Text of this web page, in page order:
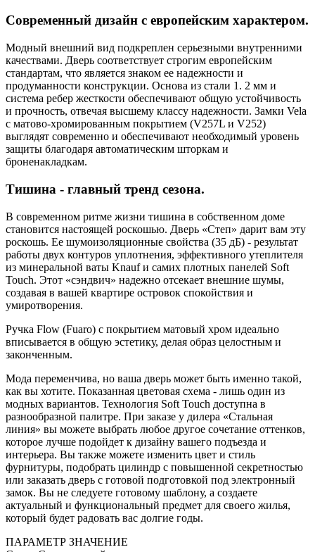
Современный дизайн с европейским характером.
Модный внешний вид подкреплен серьезными внутренними
качествами. Дверь соответствует строгим европейским
стандартам, что является знаком ее надежности и
продуманности конструкции. Основа из стали 1. 2 мм и
система ребер жесткости обеспечивают общую устойчивость
и прочность, отвечая высшему классу надежности. Замки Vela
с матово-хромированным покрытием (V257L и V252)
выглядят современно и обеспечивают необходимый уровень
защиты благодаря автоматическим шторкам и
броненакладкам.
Тишина - главный тренд сезона.
В современном ритме жизни тишина в собственном доме
становится настоящей роскошью. Дверь «Степ» дарит вам эту
роскошь. Ее шумоизоляционные свойства (35 дБ) - результат
работы двух контуров уплотнения, эффективного утеплителя
из минеральной ваты Knauf и самих плотных панелей Soft
Touch. Этот «сэндвич» надежно отсекает внешние шумы,
создавая в вашей квартире островок спокойствия и
умиротворения.
Ручка Flow (Fuaro) с покрытием матовый хром идеально
вписывается в общую эстетику, делая образ целостным и
законченным.
Мода переменчива, но ваша дверь может быть именно такой,
как вы хотите. Показанная цветовая схема - лишь один из
модных вариантов. Технология Soft Touch доступна в
разнообразной палитре. При заказе у дилера «Стальная
линия» вы можете выбрать любое другое сочетание оттенков,
которое лучше подойдет к дизайну вашего подъезда и
интерьера. Вы также можете изменить цвет и стиль
фурнитуры, подобрать цилиндр с повышенной секретностью
или заказать дверь с готовой подготовкой под электронный
замок. Вы не следуете готовому шаблону, а создаете
актуальный и функциональный предмет для своего жилья,
который будет радовать вас долгие годы.
ПАРАМЕТР ЗНАЧЕНИЕ